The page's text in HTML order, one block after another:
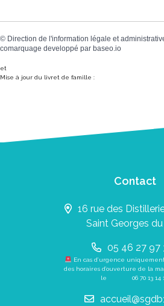
© Direction de l'information légale et
comarquage developpé par baseo.io
et
Mise à jour du livret de famille :
Contact
16 rue des
Saint Georges
05 46 27 97
En cas d’urgence
des horaires d’ouverture de la
le 06 70 13 14